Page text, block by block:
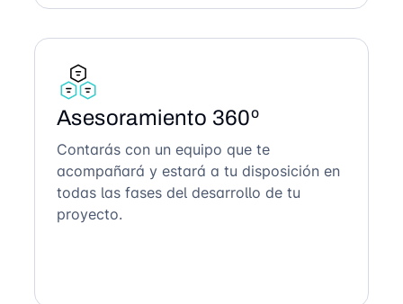
Asesoramiento 360º
Contarás con un equipo que te
acompañará y estará a tu disposición en
todas las fases del desarrollo de tu
proyecto.